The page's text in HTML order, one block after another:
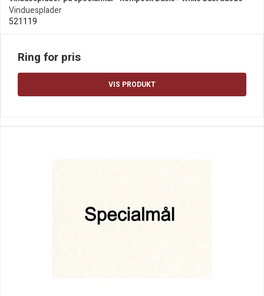
Vinduesplader
521119
Ring for pris
VIS PRODUKT